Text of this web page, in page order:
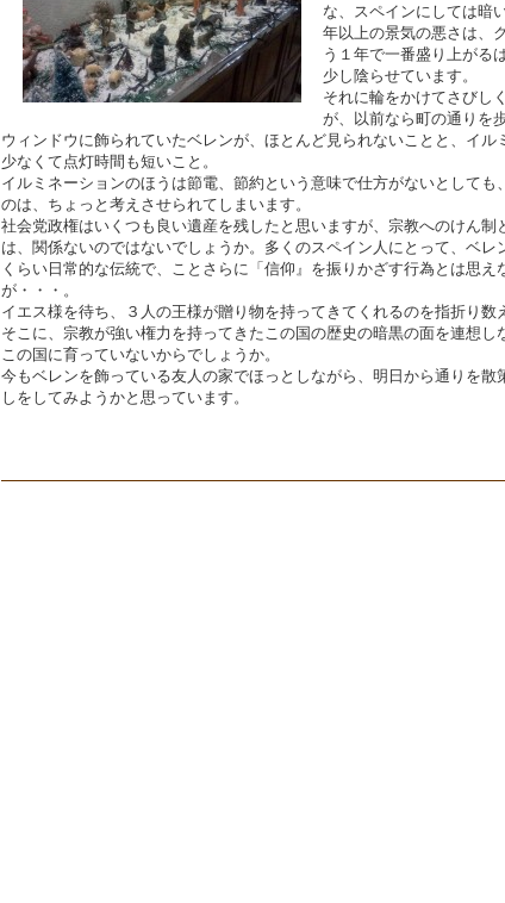
な、スペインにしては暗
年以上の景気の悪さは、
う１年で一番盛り上がる
少し陰らせています。
それに輪をかけてさびし
が、以前なら町の通りを
ウィンドウに飾られていたベレンが、ほとんど見られないことと、イル
少なくて点灯時間も短いこと。
イルミネーションのほうは節電、節約という意味で仕方がないとしても
のは、ちょっと考えさせられてしまいます。
社会党政権はいくつも良い遺産を残したと思いますが、宗教へのけん制
は、関係ないのではないでしょうか。多くのスペイン人にとって、ベレ
くらい日常的な伝統で、ことさらに「信仰』を振りかざす行為とは思え
が・・・。
イエス様を待ち、３人の王様が贈り物を持ってきてくれるのを指折り数
そこに、宗教が強い権力を持ってきたこの国の歴史の暗黒の面を連想し
この国に育っていないからでしょうか。
今もベレンを飾っている友人の家でほっとしながら、明日から通りを散
しをしてみようかと思っています。